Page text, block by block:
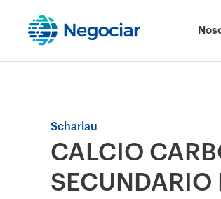
Scharlau
CALCIO
SECUNDARIO